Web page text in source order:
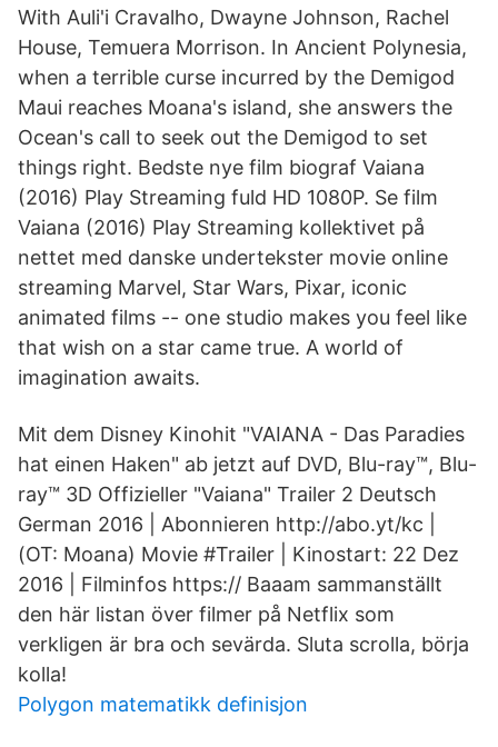
With Auli'i Cravalho, Dwayne Johnson, Rachel
House, Temuera Morrison. In Ancient Polynesia,
when a terrible curse incurred by the Demigod
Maui reaches Moana's island, she answers the
Ocean's call to seek out the Demigod to set
things right. Bedste nye film biograf Vaiana
(2016) Play Streaming fuld HD 1080P. Se film
Vaiana (2016) Play Streaming kollektivet på
nettet med danske undertekster movie online
streaming Marvel, Star Wars, Pixar, iconic
animated films -- one studio makes you feel like
that wish on a star came true. A world of
imagination awaits.
Mit dem Disney Kinohit "VAIANA - Das Paradies
hat einen Haken" ab jetzt auf DVD, Blu-ray™, Blu-
ray™ 3D Offizieller "Vaiana" Trailer 2 Deutsch
German 2016 | Abonnieren http://abo.yt/kc |
(OT: Moana) Movie #Trailer | Kinostart: 22 Dez
2016 | Filminfos https:// Baaam sammanställt
den här listan över filmer på Netflix som
verkligen är bra och sevärda. Sluta scrolla, börja
kolla!
Polygon matematikk definisjon